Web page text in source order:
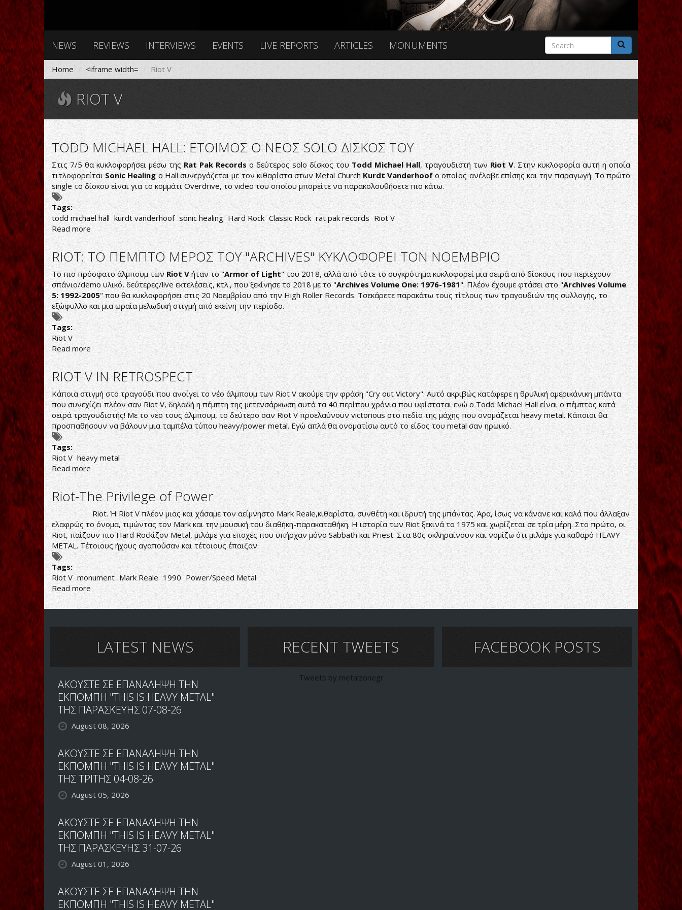
NEWS REVIEWS INTERVIEWS EVENTS LIVE REPORTS ARTICLES MONUMENTS
Search
form
Search
Home <iframe width= Riot V
RIOT V
TODD MICHAEL HALL: ΕΤΟΙΜΟΣ Ο ΝΕΟΣ SOLO ΔΙΣΚΟΣ ΤΟΥ
Στις 7/5 θα κυκλοφορήσει μέσω τηςRat Pak Recordsο δεύτερος solo δίσκος του Todd Michael Hall, τραγουδιστή των Riot V. Στην κυκλοφορία αυτή η οποία
τιτλοφορείταιSonic Healingο Hall συνεργάζεται με τον κιθαρίστα στων Metal Church Kurdt Vanderhoofο οποίος ανέλαβε επίσης και την παραγωγή. Το πρώτο
single το δίσκου είναι για το κομμάτι Overdrive, το video του οποίου μπορείτε να παρακολουθήσετε πιο κάτω.
Tags:
todd michael hall kurdt vanderhoof sonic healing Hard Rock Classic Rock rat pak records Riot V
Read more about
TODD
MICHAEL
HALL:
ΕΤΟΙΜΟΣ
Ο
ΝΕΟΣ
SOLO
ΔΙΣΚΟΣ
ΤΟΥ
RIOT: TO ΠΕΜΠΤΟ MEΡΟΣ ΤΟΥ "ΑRCHIVES" ΚΥΚΛΟΦΟΡΕΙ TON NOEMBΡΙΟ
Το πιο πρόσφατο άλμπουμ τωνRiot Vήταν το "Armor of Light" του 2018, αλλά από τότε το συγκρότημα κυκλοφορεί μια σειρά από δίσκους που περιέχουν
σπάνιο/demo υλικό, δεύτερες/live εκτελέσεις, κτλ., που ξεκίνησε το 2018 με το "Archives Volume One: 1976-1981". Πλέον έχουμε φτάσει στο "Archives Volume
5: 1992-2005" που θα κυκλοφορήσει στις 20 Νοεμβρίου από την High Roller Records. Τσεκάρετε παρακάτω τους τίτλους των τραγουδιών της συλλογής, το
εξώφυλλο και μια ωραία μελωδική στιγμή από εκείνη την περίοδο.
Tags:
Riot V
Read moreabout
RIOT:
TO
ΠΕΜΠΤΟ
MEΡΟΣ
ΤΟΥ
"ΑRCHIVES"
ΚΥΚΛΟΦΟΡΕΙ
TON
NOEMBΡΙΟ
RIOT V IN RETROSPECT
Κάποια στιγμή στο τραγούδι που ανοίγει το νέο άλμπουμ των Riot V ακούμε την φράση "Cry out Victory". Αυτό ακριβώς κατάφερε η θρυλική αμερικάνικη μπάντα
που συνεχίζει πλέον σαν Riot V, δηλαδή η πέμπτη της μετενσάρκωση αυτά τα 40 περίπου χρόνια που υφίσταται ενώ ο Todd Michael Hall είναι ο πέμπτος κατά
σειρά τραγουδιστής! Με το νέο τους άλμπουμ, το δεύτερο σαν Riot V προελαύνουν victorious στο πεδίο της μάχης που ονομάζεται heavy metal. Κάποιοι θα
προσπαθήσουν να βάλουν μια ταμπέλα τύπου heavy/power metal. Εγώ απλά θα ονοματίσω αυτό το είδος του metal σαν ηρωικό.
Tags:
Riot V heavy metal
Read moreabout
RIOT
V
IN
RETROSPECT
Riot-The Privilege of Power
Riot. Ή Riot V πλέον μιας και χάσαμε τον αείμνηστο Mark Reale,κιθαρίστα, συνθέτη και ιδρυτή της μπάντας. Άρα, ίσως να κάνανε και καλά που άλλαξαν
ελαφρώς το όνομα, τιμώντας τον Mark και την μουσική του διαθήκη-παρακαταθήκη. Η ιστορία των Riot ξεκινά το 1975 και χωρίζεται σε τρία μέρη. Στο πρώτο, οι
Riot, παίζουν πιο Hard Rockίζον Metal, μιλάμε για εποχές που υπήρχαν μόνο Sabbath και Priest. Στα 80ς σκληραίνουν και νομίζω ότι μιλάμε για καθαρό HEAVY
METAL. Τέτοιους ήχους αγαπούσαν και τέτοιους έπαιζαν.
Tags:
Riot V monument Mark Reale 1990 Power/Speed Metal
Read more about
Riot-
The
Power
LATEST NEWS
ΑΚΟΥΣΤΕ ΣΕ ΕΠΑΝΑΛΗΨΗ ΤΗΝ
ΕΚΠΟΜΠΗ "THIS IS HEAVY METAL"
ΤΗΣ ΠΑΡΑΣΚΕΥΗΣ 07-08-26
August 08, 2026
ΑΚΟΥΣΤΕ ΣΕ ΕΠΑΝΑΛΗΨΗ ΤΗΝ
ΕΚΠΟΜΠΗ "THIS IS HEAVY METAL"
ΤΗΣ ΤΡΙΤΗΣ 04-08-26
August 05, 2026
ΑΚΟΥΣΤΕ ΣΕ ΕΠΑΝΑΛΗΨΗ ΤΗΝ
ΕΚΠΟΜΠΗ "THIS IS HEAVY METAL"
ΤΗΣ ΠΑΡΑΣΚΕΥΗΣ 31-07-26
August 01, 2026
ΑΚΟΥΣΤΕ ΣΕ ΕΠΑΝΑΛΗΨΗ ΤΗΝ
ΕΚΠΟΜΠΗ "THIS IS HEAVY METAL"
RECENT TWEETS
Tweets by metalzonegr
FACEBOOK POSTS